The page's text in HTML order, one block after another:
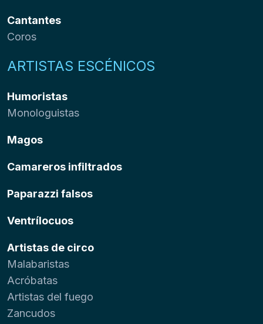
Cantantes
Coros
ARTISTAS ESCÉNICOS
Humoristas
Monologuistas
Magos
Camareros infiltrados
Paparazzi falsos
Ventrílocuos
Artistas de circo
Malabaristas
Acróbatas
Artistas del fuego
Zancudos